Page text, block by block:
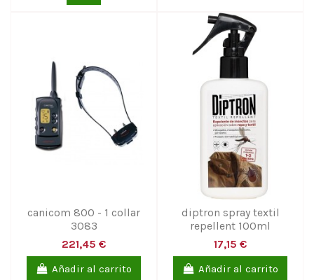
canicom 800 - 1 collar
3083
221,45 €
Añadir al carrito
diptron spray textil
repellent 100ml
17,15 €
Añadir al carrito